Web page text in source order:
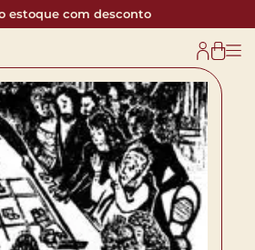
estoque com desconto